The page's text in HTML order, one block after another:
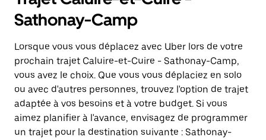
Sathonay-Camp
Lorsque vous vous déplacez avec Uber lors de votre
prochain trajet Caluire-et-Cuire - Sathonay-Camp,
vous avez le choix. Que vous vous déplaciez en solo
ou avec d'autres personnes, trouvez l'option de trajet
adaptée à vos besoins et à votre budget. Si vous
aimez planifier à l'avance, envisagez de programmer
un trajet pour la destination suivante : Sathonay-